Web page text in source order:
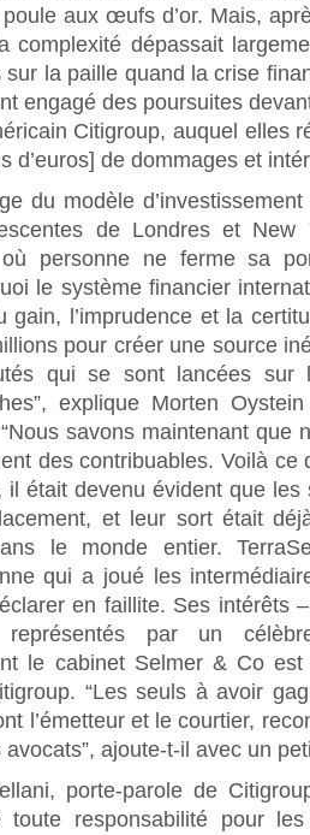
aux œufs d’or. Mais,
complexité dépassait
la paille quand la crise
engagé des poursuites
Citigroup, auquel elles
d’euros] de dommages et
du modèle
de Londres et New
personne ne ferme sa
le système financier
gain, l’imprudence et la
pour créer une source
qui se sont lancées sur
explique Morten
savons maintenant que
des contribuables. Voilà ce
il était devenu évident que les
et leur sort était
le monde entier.
qui a joué les
en faillite. Ses intérêts
représentés par un
le cabinet Selmer & Co
“Les seuls à avoir
l’émetteur et le courtier,
ajoute-t-il avec un
porte-parole de
toute responsabilité pour